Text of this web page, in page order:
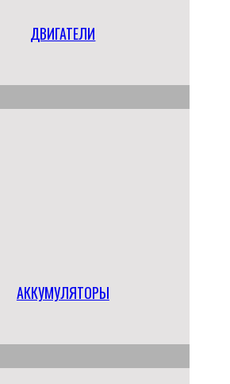
ДВИГАТЕЛИ
АККУМУЛЯТОРЫ